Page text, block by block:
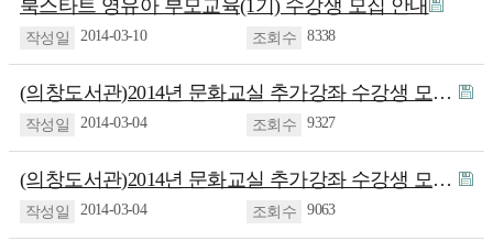
북스타트 영유아 부모교육(1기) 수강생 모집 안내
2014-03-10 8338
(의창도서관)2014년 문화교실 추가강좌 수강생 모집 안내
2014-03-04 9327
(의창도서관)2014년 문화교실 추가강좌 수강생 모집 안내
2014-03-04 9063